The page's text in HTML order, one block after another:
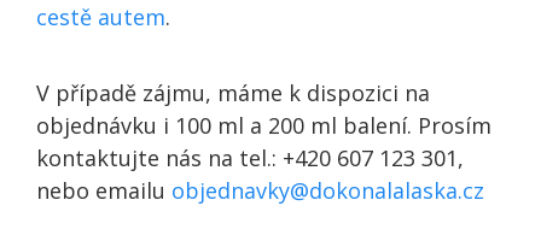
cestě autem.
V případě zájmu, máme k dispozici na
objednávku i 100 ml a 200 ml balení. Prosím
kontaktujte nás na tel.: +420 607 123 301,
nebo emailu objednavky@dokonalalaska.cz